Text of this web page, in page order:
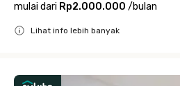
mulai dari Rp2.000.000 /bulan
Lihat info lebih banyak